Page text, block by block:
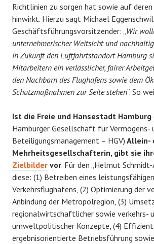
Richtlinien zu sorgen hat sowie auf
hinwirkt. Hierzu sagt Michael
Geschäftsführungsvorsitzender: „ Wir
unternehmerischer Weitsicht und
in Zukunft den Luftfahrtstandort Hamburg
Mitarbeitern ein verlässlicher, fairer
den Nachbarn des Flughafens sowie dem
Schutzmaßnahmen zur Seite stehen“. So
Ist die Freie und Hansestadt Hamburg
Hamburger Gesellschaft für Vermögens-
Beteiligungsmanagement – HGV) Allein-
Mehrheitsgesellschafterin, gibt sie
Zielbilder vor. Für den „Helmut
diese: (1) Betreiben eines leistungsfähigen
Verkehrsflughafens, (2) Optimierung der
Anbindung der Metropolregion, (3)
regionalwirtschaftlicher sowie verkehrs-
umweltpolitischer Konzepte, (4)
ergebnisorientierte Betriebsführung